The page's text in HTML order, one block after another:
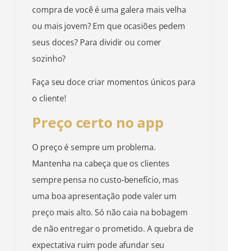
compra de você é uma galera mais velha
ou mais jovem? Em que ocasiões pedem
seus doces? Para dividir ou comer
sozinho?
Faça seu doce criar momentos únicos para
o cliente!
Preço certo no app
O preço é sempre um problema.
Mantenha na cabeça que os clientes
sempre pensa no custo-benefício, mas
uma boa apresentação pode valer um
preço mais alto. Só não caia na bobagem
de não entregar o prometido. A quebra de
expectativa ruim pode afundar seu